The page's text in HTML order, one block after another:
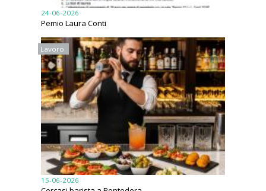
24-06-2026
Pemio Laura Conti
Lavoro
15-06-2026